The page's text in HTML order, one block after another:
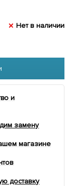
Нет в наличии
и
замену
магазине
доставку